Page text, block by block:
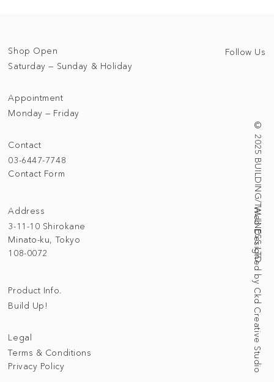
Address
3-11-10 Shirokane
Minato-ku, Tokyo
108-0072
© 2025 BUILDING/TALLNESS LTD.
Web Designed by Ckd Creative Studio
Contact
03-6447-7748
Contact Form
Shop Open
Saturday — Sunday & Holiday
Appointment
Monday — Friday
Legal
Terms & Conditions
Privacy Policy
Product Info.
Build Up!
Follow Us